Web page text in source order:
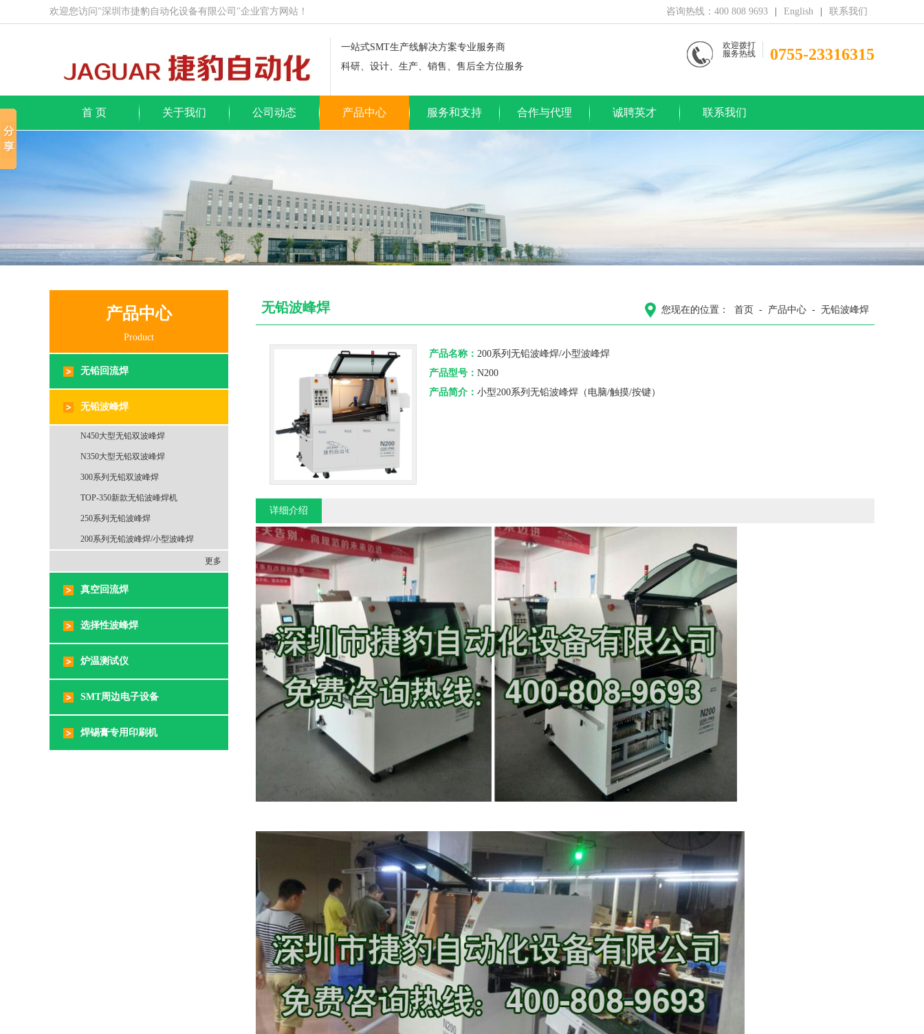
咨询热线：400 808 9693 English 联系我们
欢迎您访问"深圳市捷豹自动化设备有限公司"企业官方网站！
欢迎拨打
服务热线
0755-23316315
一站式SMT生产线解决方案专业服务商
科研、设计、生产、销售、售后全方位服务
首 页 关于我们 公司动态 产品中心 服务和支持 合作与代理 诚聘英才 联系我们
产品中心
Product
无铅回流焊
无铅波峰焊
N450大型无铅双波峰焊
N350大型无铅双波峰焊
300系列无铅双波峰焊
TOP-350新款无铅波峰焊机
250系列无铅波峰焊
200系列无铅波峰焊/小型波峰焊
更多
真空回流焊
选择性波峰焊
炉温测试仪
SMT周边电子设备
焊锡膏专用印刷机
您现在的位置： 首页 - 产品中心 - 无铅波峰焊
无铅波峰焊
产品名称： 200系列无铅波峰焊/小型波峰焊
产品型号： N200
产品简介： 小型200系列无铅波峰焊（电脑/触摸/按键）
详细介绍